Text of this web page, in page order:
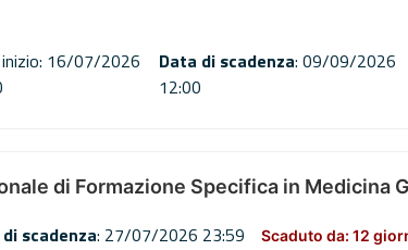
16/07/2026
Data di scadenza: 09/09/2026
12:00
di Formazione Specifica in
scadenza: 27/07/2026 23:59 Scaduto da: 12